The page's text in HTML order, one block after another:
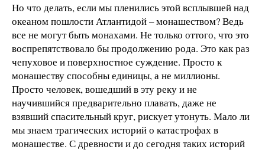
Но что делать, если мы пленились этой всплывшей над
океаном пошлости Атлантидой – монашеством? Ведь
все не могут быть монахами. Не только оттого, что это
воспрепятствовало бы продолжению рода. Это как раз
чепуховое и поверхностное суждение. Просто к
монашеству способны единицы, а не миллионы.
Просто человек, вошедший в эту реку и не
научившийся предварительно плавать, даже не
взявший спасительный круг, рискует утонуть. Мало ли
мы знаем трагических историй о катастрофах в
монашестве. С древности и до сегодня таких историй